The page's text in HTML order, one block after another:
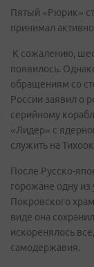
Пятый «Рюрик»
принимал
К сожалению,
появилось.
обращениям со
России заявил о
серийному
«Лидер» с
служить на
После Русско-
горожане одну из
Покровского
виде она
искоренялось
самодержавия.